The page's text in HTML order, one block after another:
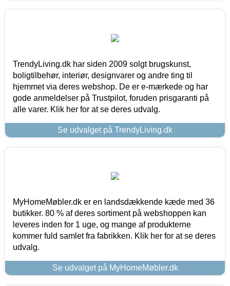
TrendyLiving.dk har siden 2009 solgt brugskunst,
boligtilbehør, interiør, designvarer og andre ting til
hjemmet via deres webshop. De er e-mærkede og har
gode anmeldelser på Trustpilot, foruden prisgaranti på
alle varer. Klik her for at se deres udvalg.
Se udvalget på TrendyLiving.dk
MyHomeMøbler.dk er en landsdækkende kæde med 36
butikker. 80 % af deres sortiment på webshoppen kan
leveres inden for 1 uge, og mange af produkterne
kommer fuld samlet fra fabrikken. Klik her for at se deres
udvalg.
Se udvalget på MyHomeMøbler.dk